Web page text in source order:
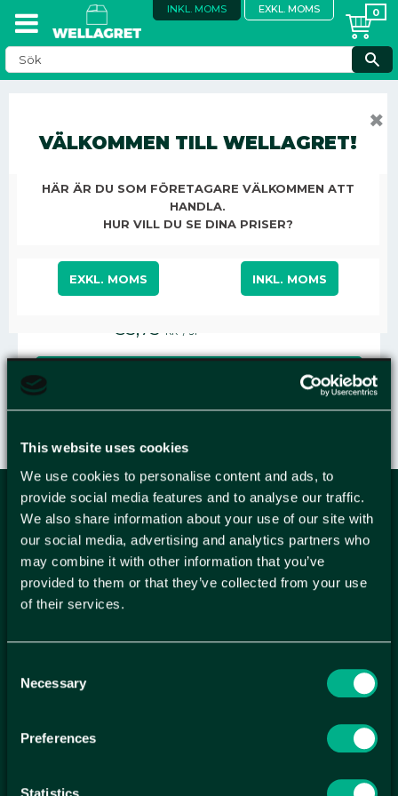
This website uses cookies
We use cookies to personalise content and ads, to
provide social media features and to analyse our traffic.
We also share information about your use of our site with
our social media, advertising and analytics partners who
may combine it with other information that you’ve
provided to them or that they’ve collected from your use
of their services.
Selection
Necessary
Preferences
Statistics
INKL. MOMS EXKL. MOMS
KONTOR, STÄD & ÖVRIGT
STÄD OCH HYGIEN
FÖNSTERPUTS ESTELL 750ML
35,75 KR / ST
ANMÄL DIG HÄR TILL WELLAGRETS
NYHETSBREV
Få relevanta erbjudande och kampanjer, en möjlighet att
handla smartare helt enkelt.
KUNDTJÄNST
Mina sidor
Policy och cookies
VÄLKOMMEN TILL WELLAGRET!
HÄR ÄR DU SOM FÖRETAGARE VÄLKOMMEN ATT
HANDLA.
HUR VILL DU SE DINA PRISER?
EXKL. MOMS INKL. MOMS
✖